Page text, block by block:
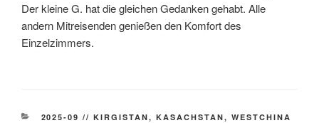
Der kleine G. hat die gleichen Gedanken gehabt. Alle
andern Mitreisenden genießen den Komfort des
Einzelzimmers.
KATEGORIEN
2025-09 // KIRGISTAN, KASACHSTAN, WESTCHINA